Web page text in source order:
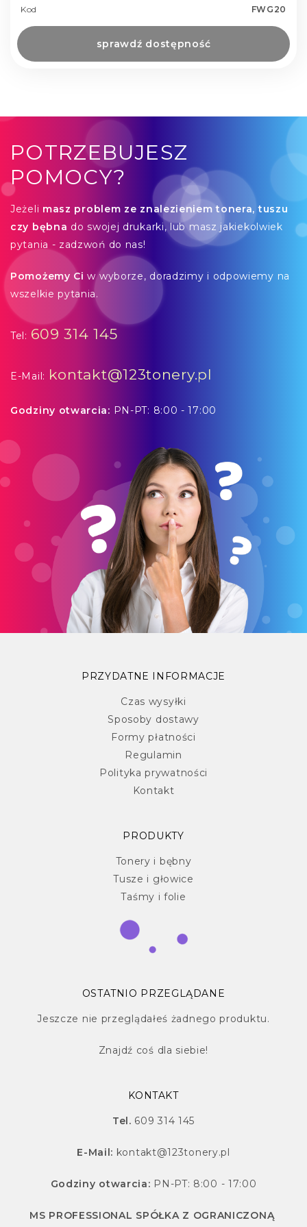
Kod
FWG20
sprawdź dostępność
POTRZEBUJESZ
POMOCY?
Jeżeli masz problem ze znalezieniem tonera, tuszu
czy bębna do swojej drukarki, lub masz jakiekolwiek
pytania - zadzwoń do nas!
Pomożemy Ci w wyborze, doradzimy i odpowiemy na
wszelkie pytania.
Tel: 609 314 145
E-Mail: kontakt@123tonery.pl
Godziny otwarcia: PN-PT: 8:00 - 17:00
PRZYDATNE INFORMACJE
Czas wysyłki
Sposoby dostawy
Formy płatności
Regulamin
Polityka prywatności
Kontakt
PRODUKTY
Tonery i bębny
Tusze i głowice
Taśmy i folie
OSTATNIO PRZEGLĄDANE
Jeszcze nie przeglądałeś żadnego produktu.
Znajdź coś dla siebie!
KONTAKT
Tel. 609 314 145
E-Mail: kontakt@123tonery.pl
Godziny otwarcia: PN-PT: 8:00 - 17:00
MS PROFESSIONAL SPÓŁKA Z OGRANICZONĄ